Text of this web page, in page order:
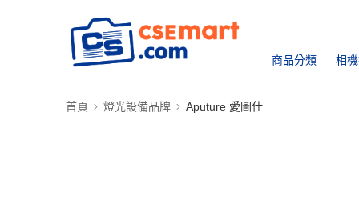
商品分類 相
首頁 燈光設備品牌 Aputure 愛圖仕